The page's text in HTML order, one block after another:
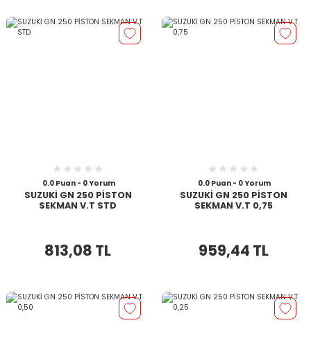
0.0 Puan - 0 Yorum
SUZUKİ GN 250 PİSTON
SEKMAN V.T STD
813,08 TL
0.0 Puan - 0 Yorum
SUZUKİ GN 250 PİSTON
SEKMAN V.T 0,75
959,44 TL